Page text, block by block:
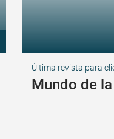
Última revista para
Mundo de